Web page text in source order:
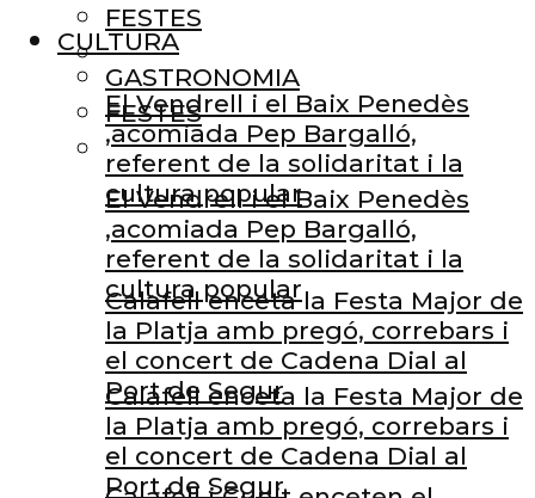
FESTES
El Vendrell i el Baix Penedès
,acomiada Pep Bargalló,
referent de la solidaritat i la
cultura popular
Calafell enceta la Festa Major de
la Platja amb pregó, correbars i
el concert de Cadena Dial al
Port de Segur
CULTURA
GASTRONOMIA
FESTES
El Vendrell i el Baix Penedès
,acomiada Pep Bargalló,
referent de la solidaritat i la
cultura popular
Calafell enceta la Festa Major de
la Platja amb pregó, correbars i
el concert de Cadena Dial al
Port de Segur